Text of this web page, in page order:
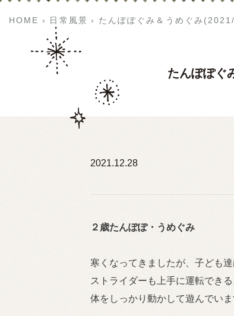
HOME 日常風景 たんぽぽぐみ＆うめぐみ
たんぽぽぐ
2021.12.28
２歳たんぽぽ・うめぐみ
寒くなってきましたが、子ども
ストライダーも上手に運転でき
体をしっかり動かして遊んでいま